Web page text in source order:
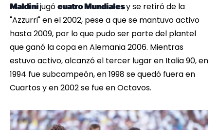
Maldinijugó cuatro Mundialesy se retiró de la
"Azzurri" en el 2002, pese a que se mantuvo activo
hasta 2009, por lo que pudo ser parte del plantel
que ganó la copa en Alemania 2006. Mientras
estuvo activo, alcanzó el tercer lugar en Italia 90, en
1994 fue subcampeón, en 1998 se quedó fuera en
Cuartos y en 2002 se fue en Octavos.